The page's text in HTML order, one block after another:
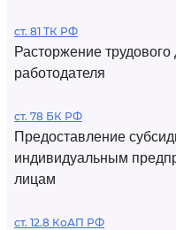
ст. 81 ТК РФ
Расторжение
работодателя
ст. 78 БК РФ
Предоставление
индивидуальным
лицам
ст. 12.8 КоАП РФ